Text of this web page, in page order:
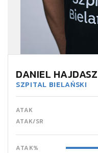
DANIEL HAJDASZ
SZPITAL BIELAŃSKI
ATAK
ATAK/SR
ATAK%